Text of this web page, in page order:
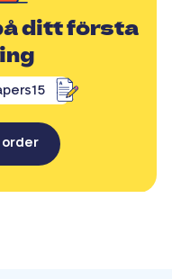
ditt första
order